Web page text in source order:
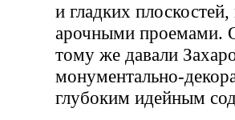
и гладких
арочными проемами.
тому же давали
монументально-
глубоким идейным